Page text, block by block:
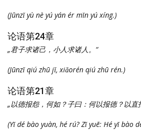
(Jūnzǐ yù nè yú yán ér mǐn yú xíng.)
论语第24章
„君子求诸己，小人求诸人。“
(Jūnzǐ qiú zhū jǐ, xiǎorén qiú zhū rén.)
论语第21章
„以德报怨，何如？子曰：何以报德？以直
(Yǐ dé bào yuàn, hé rú? Zǐ yuē: Hé yǐ bào